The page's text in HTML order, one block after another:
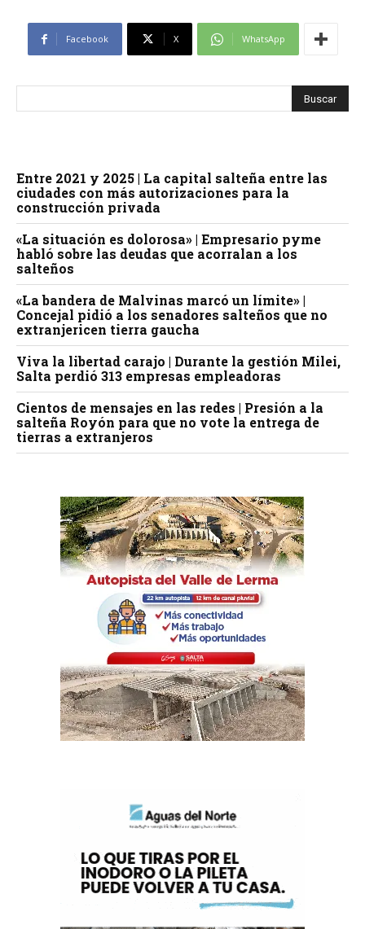
Facebook X WhatsApp
Entre 2021 y 2025 | La capital salteña entre las
ciudades con más autorizaciones para la
construcción privada
«La situación es dolorosa» | Empresario pyme
habló sobre las deudas que acorralan a los
salteños
«La bandera de Malvinas marcó un límite» |
Concejal pidió a los senadores salteños que no
extranjericen tierra gaucha
Viva la libertad carajo | Durante la gestión Milei,
Salta perdió 313 empresas empleadoras
Cientos de mensajes en las redes | Presión a la
salteña Royón para que no vote la entrega de
tierras a extranjeros